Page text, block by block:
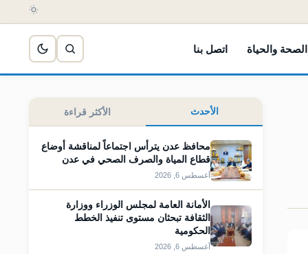
الصحة والحياة اتصل بنا
الأحدث الأكثر قراءة
محافظ عدن يترأس اجتماعاً لمناقشة أوضاع
قطاع المياة والصرف الصحي في عدن
أغسطس 6, 2026
الأمانة العامة لمجلس الوزراء ووزارة
الثقافة تبحثان مستوى تنفيذ الخطط
الحكومية
أغسطس 6, 2026